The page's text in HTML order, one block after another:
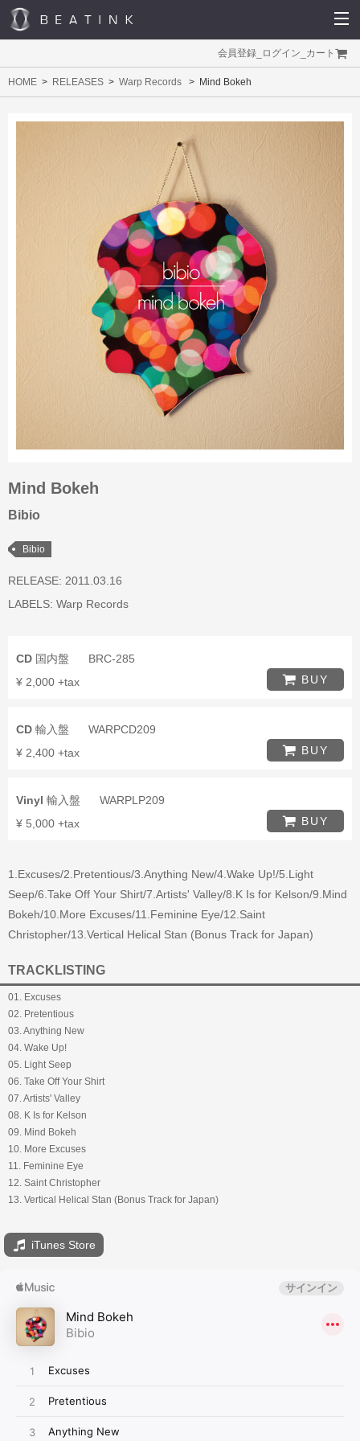
会員登録 ログイン カート
HOME RELEASES Warp Records Mind Bokeh
Mind Bokeh
Bibio
Bibio
RELEASE: 2011.03.16
LABELS: Warp Records
CD 国内盤
BRC-285
¥ 2,000 +tax
BUY
CD 輸入盤
WARPCD209
¥ 2,400 +tax
BUY
Vinyl 輸入盤
WARPLP209
¥ 5,000 +tax
BUY
1.Excuses/2.Pretentious/3.Anything New/4.Wake Up!/5.Light
Seep/6.Take Off Your Shirt/7.Artists' Valley/8.K Is for Kelson/9.Mind
Bokeh/10.More Excuses/11.Feminine Eye/12.Saint
Christopher/13.Vertical Helical Stan (Bonus Track for Japan)
TRACKLISTING
01. Excuses
02. Pretentious
03. Anything New
04. Wake Up!
05. Light Seep
06. Take Off Your Shirt
07. Artists' Valley
08. K Is for Kelson
09. Mind Bokeh
10. More Excuses
11. Feminine Eye
12. Saint Christopher
13. Vertical Helical Stan (Bonus Track for Japan)
iTunes Store